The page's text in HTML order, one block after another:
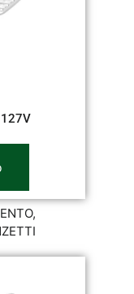
127V
,